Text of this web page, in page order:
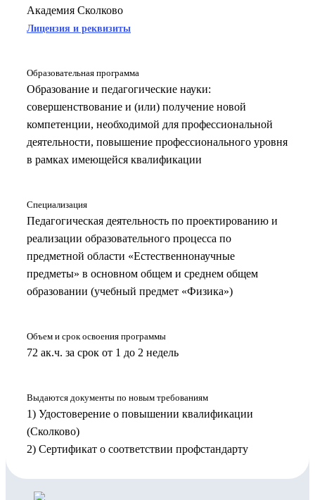
Академия Сколково
Лицензия и реквизиты
Образовательная программа
Образование и педагогические науки:
совершенствование и (или) получение новой
компетенции, необходимой для профессиональной
деятельности, повышение профессионального уровня
в рамках имеющейся квалификации
Специализация
Педагогическая деятельность по проектированию и
реализации образовательного процесса по
предметной области «Естественнонаучные
предметы» в основном общем и среднем общем
образовании (учебный предмет «Физика»)
Объем и срок освоения программы
72 ак.ч. за срок от 1 до 2 недель
Выдаются документы по новым требованиям
1) Удостоверение о повышении квалификации
(Сколково)
2) Сертификат о соответствии профстандарту